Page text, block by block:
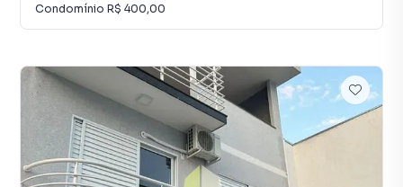
Condomínio R$ 400,00